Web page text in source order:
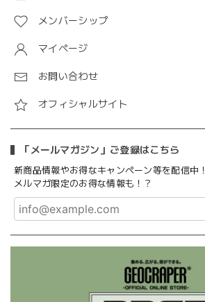
メンバーシップ
マイページ
お問い合わせ
オフィシャルサイト
「メールマガジン」ご登録はこちら
新商品情報やお得なキャンペーン等を配信中！
メルマガ限定のお得な情報も！？